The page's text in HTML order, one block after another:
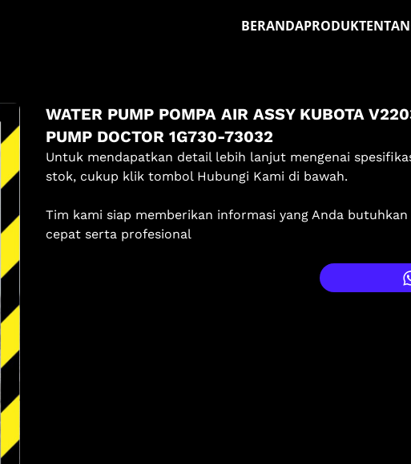
BERANDAPRODUK
Masuk
Lanjutkan dengan Google
Dengan melanjutkan, kamu telah membaca dan setuju
dengan
Ketentuan Layanandan Kebijakan Privasikami.
WATER PUMP POMPA AIR ASSY KUBOTA
PUMP DOCTOR 1G730-73032
Untuk mendapatkan detail lebih lanjut mengenai
stok, cukup klik tombol Hubungi Kami di bawah.
Tim kami siap memberikan informasi yang Anda
cepat serta profesional